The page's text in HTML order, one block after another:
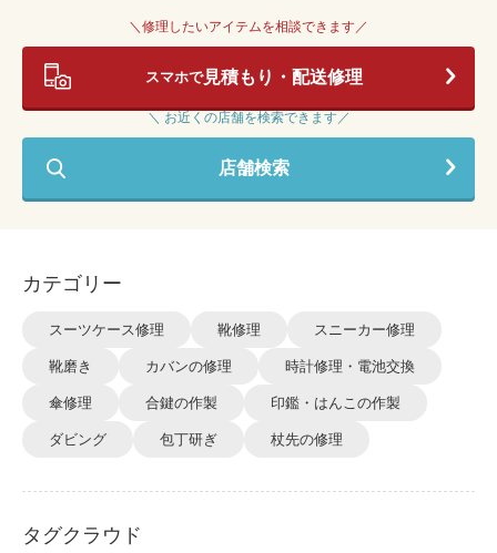
＼修理したいアイテムを相談できます／
スマホで見積もり・配送修理
＼ お近くの店舗を検索できます／
店舗検索
カテゴリー
スーツケース修理 靴修理 スニーカー修理
靴磨き カバンの修理 時計修理・電池交換
傘修理 合鍵の作製 印鑑・はんこの作製
ダビング 包丁研ぎ 杖先の修理
タグクラウド